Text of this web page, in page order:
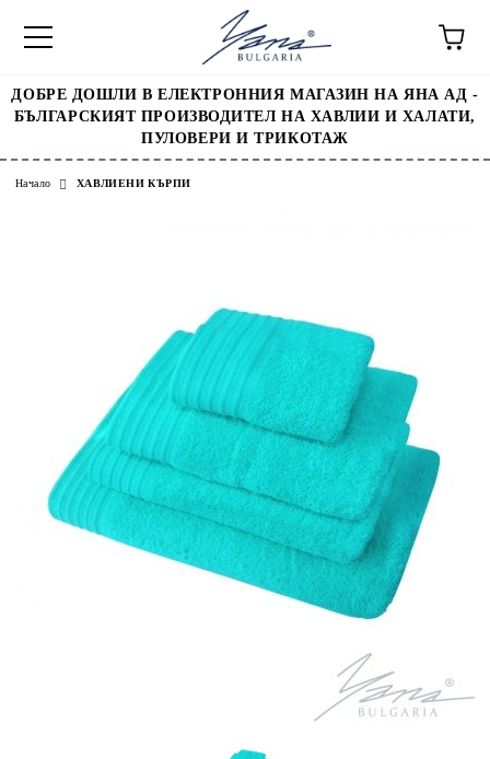
ДОБРЕ ДОШЛИ В ЕЛЕКТРОННИЯ МАГАЗИН НА ЯНА АД -
БЪЛГАРСКИЯТ ПРОИЗВОДИТЕЛ НА ХАВЛИИ И ХАЛАТИ,
ПУЛОВЕРИ И ТРИКОТАЖ
Начало ХАВЛИЕНИ КЪРПИ